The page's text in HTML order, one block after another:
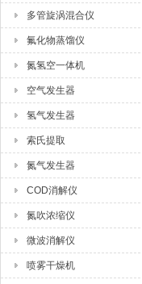
多管旋涡混合仪
氟化物蒸馏仪
氮氢空一体机
空气发生器
氢气发生器
索氏提取
氮气发生器
COD消解仪
氮吹浓缩仪
微波消解仪
喷雾干燥机